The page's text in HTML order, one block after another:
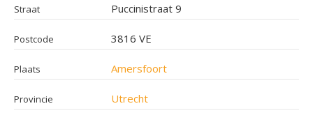
Straat Puccinistraat 9
Postcode 3816 VE
Plaats Amersfoort
Provincie Utrecht